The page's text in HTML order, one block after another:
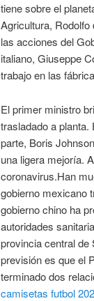
tiene sobre el
Agricultura,
las acciones del
italiano, Giuseppe
trabajo en las
El primer ministro
trasladado a
parte, Boris
una ligera mejoría.
coronavirus.Han
gobierno mexicano
gobierno chino ha
autoridades
provincia central de
previsión es que el
terminado dos
camisetas futbol